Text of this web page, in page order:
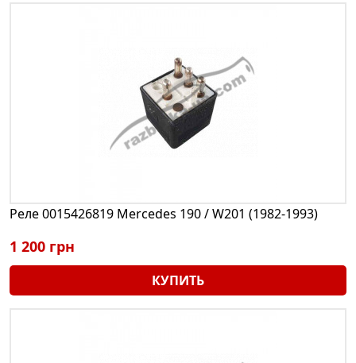
Реле 0015426819 Mercedes 190 / W201 (1982-1993)
1 200 грн
КУПИТЬ